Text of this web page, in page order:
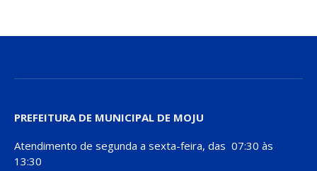
PREFEITURA DE MUNICIPAL DE MOJU
Atendimento de segunda a sexta-feira, das 07:30 às
13:30